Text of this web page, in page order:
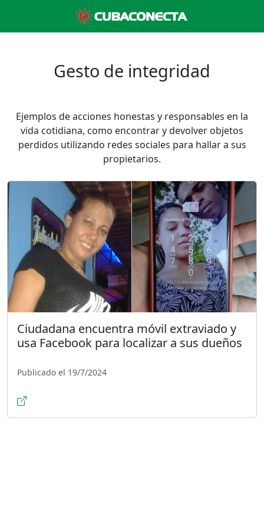
Gesto de integridad
Ejemplos de acciones honestas y responsables en la
vida cotidiana, como encontrar y devolver objetos
perdidos utilizando redes sociales para hallar a sus
propietarios.
Ciudadana encuentra móvil extraviado y
usa Facebook para localizar a sus dueños
Publicado el 19/7/2024